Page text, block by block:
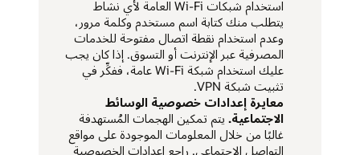
استخدام شبكات Wi-Fi العامة لأي نشاط
يتطلب منك كتابة اسم مستخدم وكلمة مرور،
وعدم استخدام نقطة اتصال مفتوحة للخدمات
المصرفية عبر الإنترنت أو التسوق. إذا كان يجب
عليك استخدام شبكة Wi-Fi عامة، ففكِّر في
تثبيت شبكة VPN.
معايرة إعدادات خصوصية الوسائط
الاجتماعية.يتم تمكين الهجمات المُستهدفة
غالبًا من خلال المعلومات الموجودة على مواقع
التواصل الاجتماعي. راجع إعدادات الخصوصية